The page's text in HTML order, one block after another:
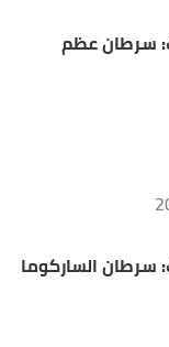
سرطان عظم
سرطان الساركوما